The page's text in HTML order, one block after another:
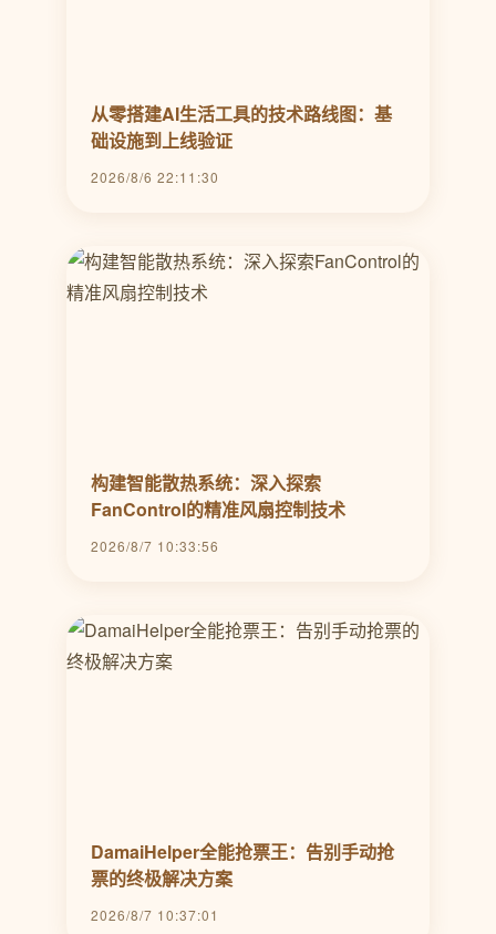
从零搭建AI生活工具的技术路线图：基
础设施到上线验证
2026/8/6 22:11:30
构建智能散热系统：深入探索
FanControl的精准风扇控制技术
2026/8/7 10:33:56
DamaiHelper全能抢票王：告别手动抢
票的终极解决方案
2026/8/7 10:37:01